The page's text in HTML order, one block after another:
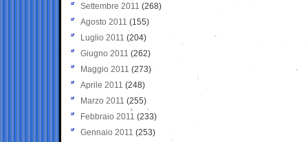
Settembre 2011 (268)
Agosto 2011 (155)
Luglio 2011 (204)
Giugno 2011 (262)
Maggio 2011 (273)
Aprile 2011 (248)
Marzo 2011 (255)
Febbraio 2011 (233)
Gennaio 2011 (253)